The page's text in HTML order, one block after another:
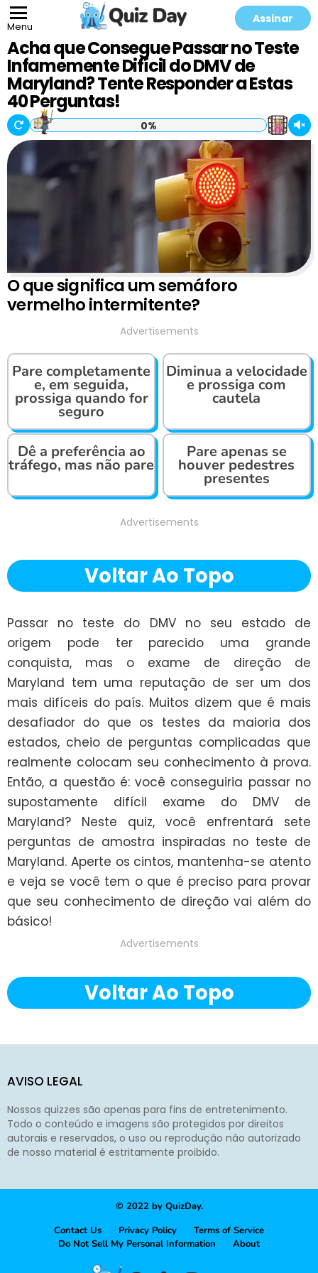
Menu
Assinar
Acha que Consegue Passar no Teste
Infamemente Difícil do DMV de
Maryland? Tente Responder a Estas
40 Perguntas!
0%
O que significa um semáforo
vermelho intermitente?
Advertisements
Pare completamente
e, em seguida,
prossiga quando for
seguro
Diminua a velocidade
e prossiga com
cautela
Dê a preferência ao
tráfego, mas não pare
Pare apenas se
houver pedestres
presentes
Advertisements
Voltar Ao Topo
Passar no teste do DMV no seu estado de
origem pode ter parecido uma grande
conquista, mas o exame de direção de
Maryland tem uma reputação de ser um dos
mais difíceis do país. Muitos dizem que é mais
desafiador do que os testes da maioria dos
estados, cheio de perguntas complicadas que
realmente colocam seu conhecimento à prova.
Então, a questão é: você conseguiria passar no
supostamente difícil exame do DMV de
Maryland? Neste quiz, você enfrentará sete
perguntas de amostra inspiradas no teste de
Maryland. Aperte os cintos, mantenha-se atento
e veja se você tem o que é preciso para provar
que seu conhecimento de direção vai além do
básico!
Advertisements
Voltar Ao Topo
AVISO LEGAL
Nossos quizzes são apenas para fins de entretenimento.
Todo o conteúdo e imagens são protegidos por direitos
autorais e reservados, o uso ou reprodução não autorizado
de nosso material é estritamente proibido.
© 2022 by QuizDay.
Contact Us
Privacy Policy
Terms of Service
Do Not Sell My Personal Information
About